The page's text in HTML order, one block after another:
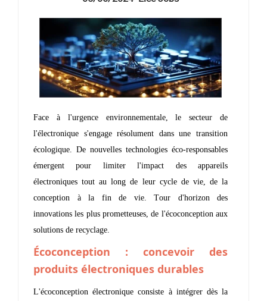
Face à l'urgence environnementale, le secteur de
l'électronique s'engage résolument dans une transition
écologique. De nouvelles technologies éco-responsables
émergent pour limiter l'impact des appareils
électroniques tout au long de leur cycle de vie, de la
conception à la fin de vie. Tour d'horizon des
innovations les plus prometteuses, de l'écoconception aux
solutions de recyclage.
Écoconception : concevoir des
produits électroniques durables
L'écoconception électronique consiste à intégrer dès la